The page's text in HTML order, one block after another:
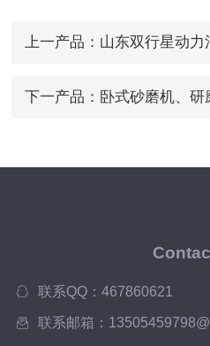
上一产品： 山东双行星动力
下一产品： 卧式砂磨机、
联系QQ：467860621
联系邮箱：